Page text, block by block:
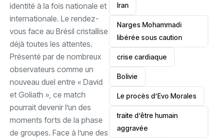
identité à la fois nationale et
internationale. ‎Le rendez-
vous face au Brésil cristallise
déjà toutes les attentes.
Présenté par de nombreux
observateurs comme un
nouveau duel entre « David
et Goliath », ce match
pourrait devenir l’un des
moments forts de la phase
de groupes. Face à l’une des
‎Iran
Narges Mohammadi
libérée sous caution
crise cardiaque
‎Bolivie
Le procès d’Evo Morales
traite d’être humain
aggravée